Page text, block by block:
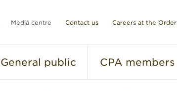
Media centre Contact us Careers at the Order
General public CPA members